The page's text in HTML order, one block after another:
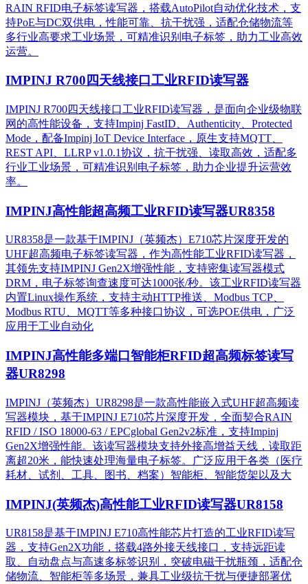
RAIN RFID电子标签读写器，搭载AutoPilot自动优化技术，支
持PoE与DC双供电，性能可靠、抗干扰强，适配仓储物流等
多行业高要求工业场景，可精准识别电子标签，助力工业高效
运营。​
IMPINJ R700四天线接口工业RFID读写器
IMPINJ R700四天线接口工业RFID读写器，是面向企业级物联
网的高性能设备，支持Impinj FastID、Authenticity、Protected
Mode，配备Impinj IoT Device Interface，原生支持MQTT、
REST API、LLRP v1.0.1协议，抗干扰强、读取高效，适配多
行业工业场景，可精准识别电子标签，助力企业提升运营效
率。
IMPINJ高性能超高频工业RFID读写器UR8358
UR8358是一款基于IMPINJ（英频杰）E710芯片深度开发的
UHF超高频电子标签读写器，作为高性能工业RFID读写器，
其领先支持IMPINJ Gen2X增强性能，支持密集读写器模式
DRM，电子标签询查速度可达1000张/秒。该工业RFID读写器
内置Linux操作系统，支持主动HTTP推送、Modbus TCP、
Modbus RTU、MQTT等多种接口协议，可选POE供电，广泛
应用于工业自动化
IMPINJ高性能多端口智能柜RFID超高频标签读写
器UR8298
IMPINJ（英频杰）UR8298是一款高性能嵌入式UHF超高频读
写器模块，基于IMPINJ E710芯片深度开发，全面契合RAIN
RFID / ISO 18000-63 / EPCglobal Gen2v2标准，支持Impinj
Gen2X增强性能。该读写器模块支持外接高增益天线，读取距
离超20米，能快速处理海量电子标签。广泛应用于各类（医疗
耗材、试剂、工具、图书、档案）智能柜、智能货架以及大
IMPINJ(英频杰)高性能工业RFID读写器UR8158
UR8158是基于IMPINJ E710高性能芯片打造的工业RFID读写
器，支持Gen2X功能，搭载4路外接天线接口，支持远距读
取、自动盘点与高速多标签识别，突破电磁干扰瓶颈，适配仓
储物流、智能柜等多场景，兼具工业级抗干扰与便捷部署优